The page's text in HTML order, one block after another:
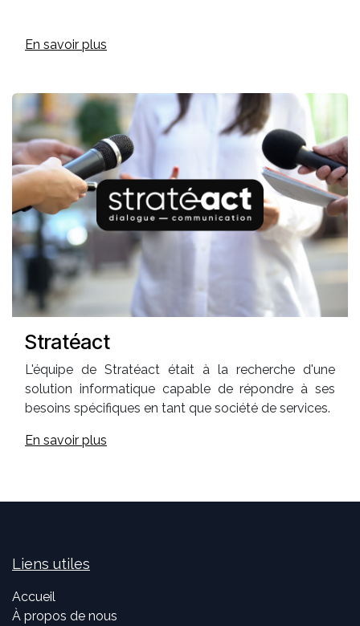
En savoir plus
Stratéact
L'équipe de Stratéact était à la recherche d'une
solution informatique capable de répondre à ses
besoins spécifiques en tant que société de services.
En savoir plus
Liens utiles
Accueil
À propos de nous